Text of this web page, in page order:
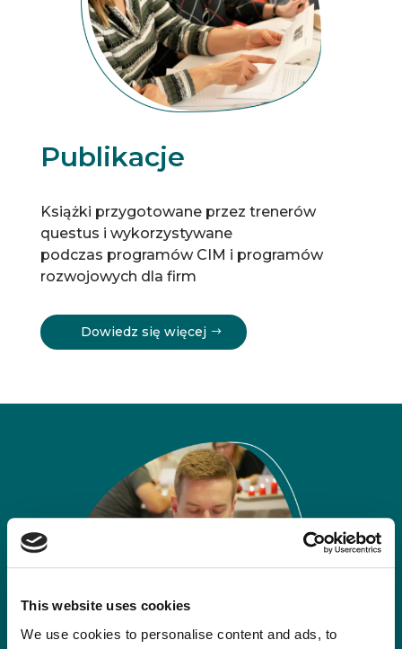
This website uses cookies
We use cookies to personalise content and ads, to
Publikacje
Książki przygotowane przez trenerów
questus i wykorzystywane
podczas programów CIM i programów
rozwojowych dla firm
Dowiedz się więcej